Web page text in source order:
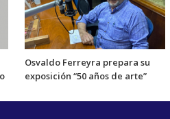
Osvaldo Ferreyra prepara su
exposición “50 años de arte”